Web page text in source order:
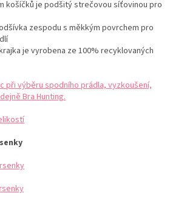
košíčků je podšitý strečovou síťovinou pro
zespodu s měkkým povrchem pro
je vyrobena ze 100% recyklovaných
při výběru spodního prádla, vyzkoušení,
Bra Hunting.